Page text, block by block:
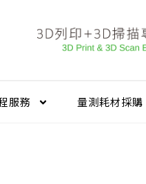
服務 量測耗材採購